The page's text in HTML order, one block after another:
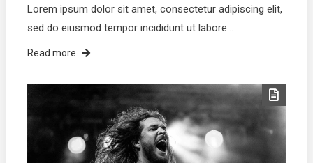
Lorem ipsum dolor sit amet, consectetur adipiscing elit,
sed do eiusmod tempor incididunt ut labore…
Read more